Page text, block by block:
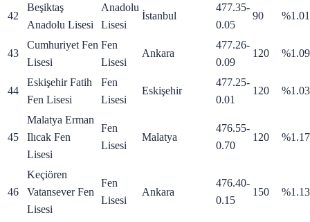
42
Beşiktaş
Anadolu Lisesi
Anadolu
Lisesi
İstanbul
477.35-
0.05
90 %1.01
43
Cumhuriyet Fen
Lisesi
Fen
Lisesi
Ankara
477.26-
0.09
120 %1.09
44
Eskişehir Fatih
Fen Lisesi
Fen
Lisesi
Eskişehir
477.25-
0.01
120 %1.03
45
Malatya Erman
Ilıcak Fen
Lisesi
Fen
Lisesi
Malatya
476.55-
0.70
120 %1.17
46
Keçiören
Vatansever Fen
Lisesi
Fen
Lisesi
Ankara
476.40-
0.15
150 %1.13